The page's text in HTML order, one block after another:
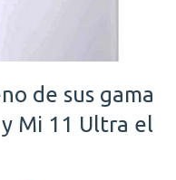
de sus gama
Mi 11 Ultra el